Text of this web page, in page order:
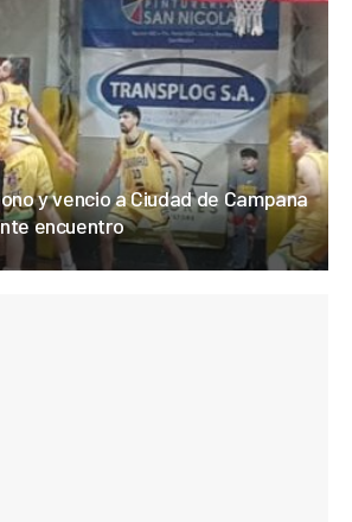
y vencio a Ciudad de Campana
encuentro